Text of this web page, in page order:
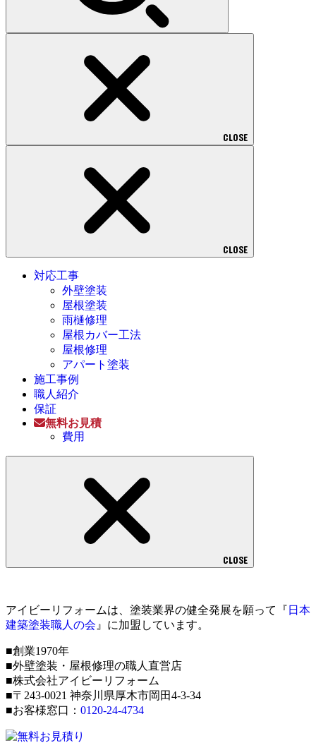
CLOSE
CLOSE
対応工事
外壁塗装
屋根塗装
雨樋修理
屋根カバー工法
屋根修理
アパート塗装
施工事例
職人紹介
保証
無料お見積
費用
CLOSE
アイビーリフォームは、塗装業界の健全発展を願って『 日本
建築塗装職人の会 』に加盟しています。
■創業1970年
■外壁塗装・屋根修理の職人直営店
■株式会社アイビーリフォーム
■〒243-0021 神奈川県厚木市岡田4-3-34
■お客様窓口： 0120-24-4734